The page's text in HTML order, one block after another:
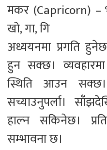
मकर (Capricorn) –
खो, गा, गि
अध्ययनमा प्रगति
हुन सक्छ।
स्थिति आउन
सच्याउनुपर्ला।
हाल्न सकिनेछ।
सम्भावना छ।